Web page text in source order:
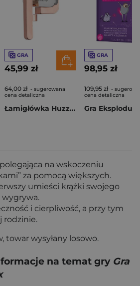
GRA
45,99 zł
64,00 zł - sugerowana
cena detaliczna
Łamigłówka Huzzle Cast P&P poziom 2/6
GRA
98,95 zł
109,95 zł -
cena detaliczna
na wskoczeniu
za pomocą większych.
umieści krążki swojego
wygrywa.
i cierpliwość, a przy tym
rodzinie.
towar wysyłany losowo.
na temat gry Gra